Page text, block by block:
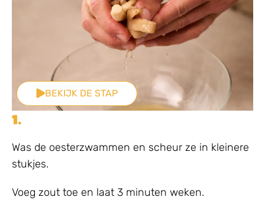
BEKIJK DE STAP
1.
Was de oesterzwammen en scheur ze in kleinere
stukjes.
Voeg zout toe en laat 3 minuten weken.